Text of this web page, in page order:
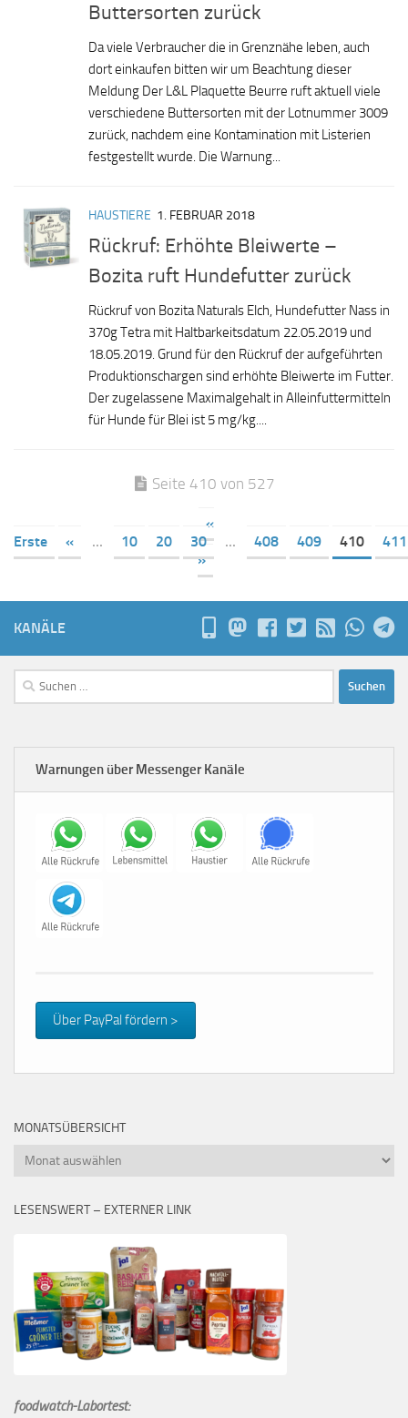
Buttersorten zurück
Da viele Verbraucher die in Grenznähe leben, auch
dort einkaufen bitten wir um Beachtung dieser
Meldung Der L&L Plaquette Beurre ruft aktuell viele
verschiedene Buttersorten mit der Lotnummer 3009
zurück, nachdem eine Kontamination mit Listerien
festgestellt wurde. Die Warnung...
HAUSTIERE 1. FEBRUAR 2018
Rückruf: Erhöhte Bleiwerte –
Bozita ruft Hundefutter zurück
Rückruf von Bozita Naturals Elch, Hundefutter Nass in
370g Tetra mit Haltbarkeitsdatum 22.05.2019 und
18.05.2019. Grund für den Rückruf der aufgeführten
Produktionschargen sind erhöhte Bleiwerte im Futter.
Der zugelassene Maximalgehalt in Alleinfuttermitteln
für Hunde für Blei ist 5 mg/kg....
Seite 410 von 527
«
Erste
« ... 10 20 30 ... 408 409 410
411
»
KANÄLE
Suchen
nach:
Warnungen über Messenger Kanäle
Über PayPal fördern >
MONATSÜBERSICHT
Monatsübersicht
LESENSWERT – EXTERNER LINK
foodwatch-Labortest: